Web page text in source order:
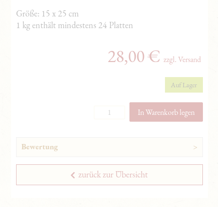
Größe: 15 x 25 cm
1 kg enthält mindestens 24 Platten
28,00€ zzgl. Versand
Auf Lager
Bewertung
5/5 (4)
zurück zur Übersicht